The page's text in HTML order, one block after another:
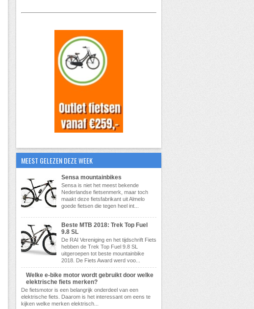
MEEST GELEZEN DEZE WEEK
Sensa mountainbikes
Sensa is niet het meest bekende
Nederlandse fietsenmerk, maar toch
maakt deze fietsfabrikant uit Almelo
goede fietsen die tegen heel int...
Beste MTB 2018: Trek Top Fuel
9.8 SL
De RAI Vereniging en het tijdschrift Fiets
hebben de Trek Top Fuel 9.8 SL
uitgeroepen tot beste mountainbike
2018. De Fiets Award werd voo...
Welke e-bike motor wordt gebruikt door welke
elektrische fiets merken?
De fietsmotor is een belangrijk onderdeel van een
elektrische fiets. Daarom is het interessant om eens te
kijken welke merken elektrisch...